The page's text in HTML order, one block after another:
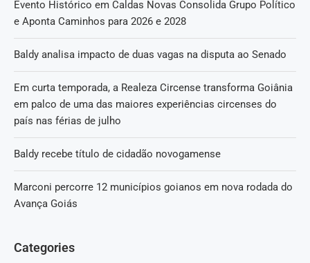
Evento Histórico em Caldas Novas Consolida Grupo Político
e Aponta Caminhos para 2026 e 2028
Baldy analisa impacto de duas vagas na disputa ao Senado
Em curta temporada, a Realeza Circense transforma Goiânia
em palco de uma das maiores experiências circenses do
país nas férias de julho
Baldy recebe título de cidadão novogamense
Marconi percorre 12 municípios goianos em nova rodada do
Avança Goiás
Categories